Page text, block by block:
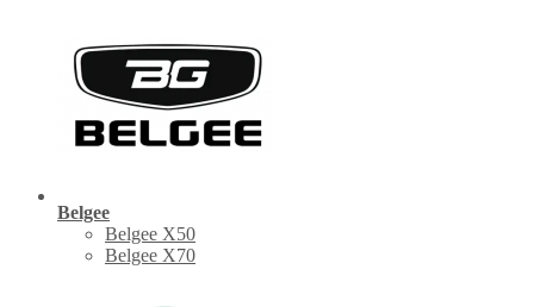
Belgee
Belgee X50
Belgee X70